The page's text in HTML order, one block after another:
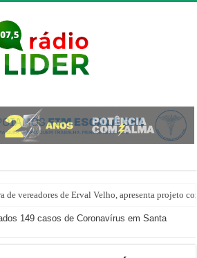
de vereadores de Erval Velho, apresenta projeto
Brasileira: badminton transforma a vida de
149 casos de Coronavírus em Santa